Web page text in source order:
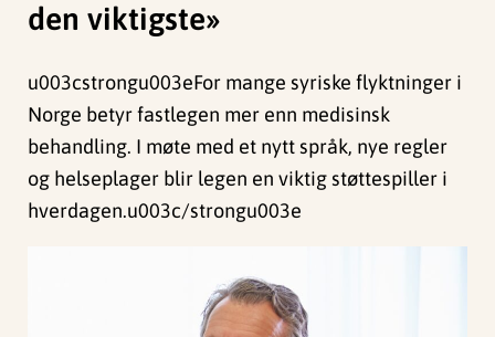
den viktigste»
u003cstrongu003eFor mange syriske flyktninger i
Norge betyr fastlegen mer enn medisinsk
behandling. I møte med et nytt språk, nye regler
og helseplager blir legen en viktig støttespiller i
hverdagen.u003c/strongu003e